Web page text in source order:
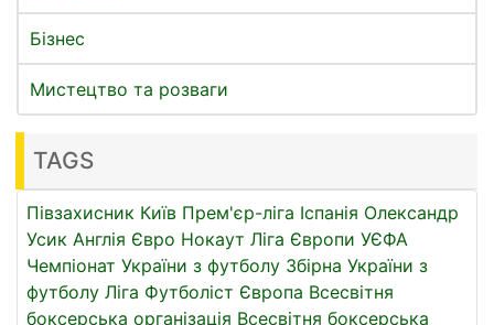
Бізнес
Мистецтво та розваги
TAGS
Півзахисник Київ Прем'єр-ліга Іспанія Олександр
Усик Англія Євро Нокаут Ліга Європи УЄФА
Чемпіонат України з футболу Збірна України з
футболу Ліга Футболіст Європа Всесвітня
боксерська організація Всесвітня боксерська